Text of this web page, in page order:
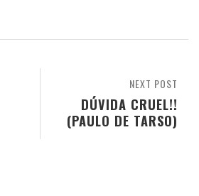
NEXT POST
DÚVIDA CRUEL!!
(PAULO DE TARSO)